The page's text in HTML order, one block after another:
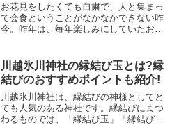
お花見をしたくても自粛で、人と集まっ
て会食ということがなかなかできない昨
今。昨年は、毎年楽しみにしていたお花
中で冷たいシートの上で桜を楽しむのは
体力的に辛いから、もとも...
川越氷川神社の縁結び玉とは?縁
結びのおすすめポイントも紹介!
川越氷川神社は、縁結びの神様としてと
ても人気のある神社です。縁結びにまつ
わるものでは、「縁結び玉」「縁結び風